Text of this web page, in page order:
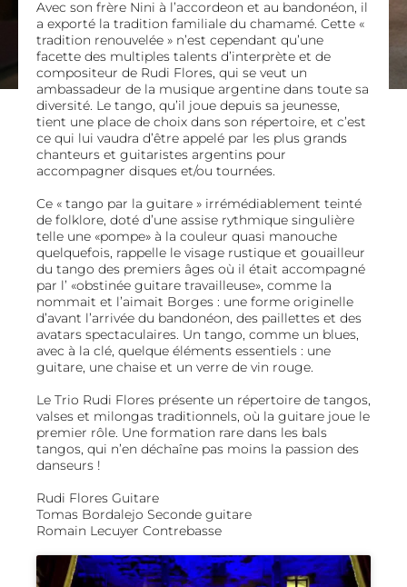
Avec son frère Nini à l’accordeon et au bandonéon, il
a exporté la tradition familiale du chamamé. Cette «
tradition renouvelée » n’est cependant qu’une
facette des multiples talents d’interprète et de
compositeur de Rudi Flores, qui se veut un
ambassadeur de la musique argentine dans toute sa
diversité. Le tango, qu’il joue depuis sa jeunesse,
tient une place de choix dans son répertoire, et c’est
ce qui lui vaudra d’être appelé par les plus grands
chanteurs et guitaristes argentins pour
accompagner disques et/ou tournées.
Ce « tango par la guitare » irrémédiablement teinté
de folklore, doté d’une assise rythmique singulière
telle une «pompe» à la couleur quasi manouche
quelquefois, rappelle le visage rustique et gouailleur
du tango des premiers âges où il était accompagné
par l’ «obstinée guitare travailleuse», comme la
nommait et l’aimait Borges : une forme originelle
d’avant l’arrivée du bandonéon, des paillettes et des
avatars spectaculaires. Un tango, comme un blues,
avec à la clé, quelque éléments essentiels : une
guitare, une chaise et un verre de vin rouge.
Le Trio Rudi Flores présente un répertoire de tangos,
valses et milongas traditionnels, où la guitare joue le
premier rôle. Une formation rare dans les bals
tangos, qui n’en déchaîne pas moins la passion des
danseurs !
Rudi Flores Guitare
Tomas Bordalejo Seconde guitare
Romain Lecuyer Contrebasse